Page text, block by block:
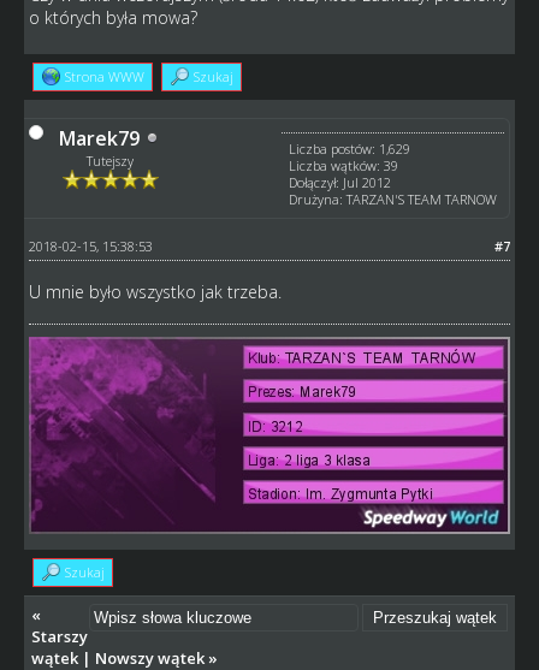
o których była mowa?
Strona WWW Szukaj
Marek79
Tutejszy
Liczba postów: 1,629
Liczba wątków: 39
Dołączył: Jul 2012
Drużyna: TARZAN'S TEAM TARNOW
#7
2018-02-15, 15:38:53
U mnie było wszystko jak trzeba.
Szukaj
«
Starszy
wątek| Nowszy wątek»